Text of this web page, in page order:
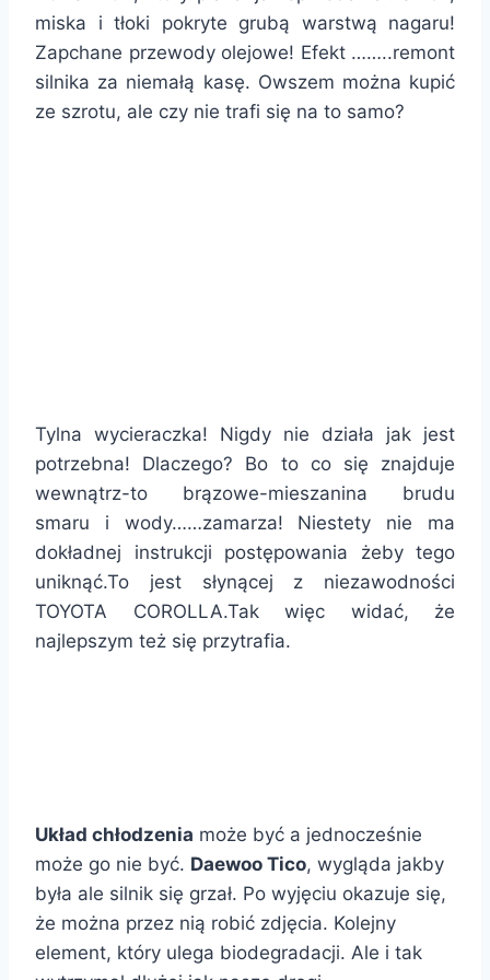
miska i tłoki pokryte grubą warstwą nagaru!
Zapchane przewody olejowe! Efekt ……..remont
silnika za niemałą kasę. Owszem można kupić
ze szrotu, ale czy nie trafi się na to samo?
Tylna wycieraczka! Nigdy nie działa jak jest
potrzebna! Dlaczego? Bo to co się znajduje
wewnątrz-to brązowe-mieszanina brudu
smaru i wody……zamarza! Niestety nie ma
dokładnej instrukcji postępowania żeby tego
uniknąć.To jest słynącej z niezawodności
TOYOTA COROLLA.Tak więc widać, że
najlepszym też się przytrafia.
Układ chłodzenia może być a jednocześnie
może go nie być. Daewoo Tico, wygląda jakby
była ale silnik się grzał. Po wyjęciu okazuje się,
że można przez nią robić zdjęcia. Kolejny
element, który ulega biodegradacji. Ale i tak